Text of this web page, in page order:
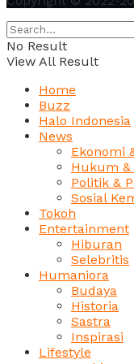
No Result
View All Result
Home
Buzz
Halo Indonesia
News
Ekonomi
Hukum
Politik &
Sosial
Tokoh
Entertainment
Hiburan
Selebritis
Humaniora
Budaya
Historia
Sastra
Inspirasi
Lifestyle